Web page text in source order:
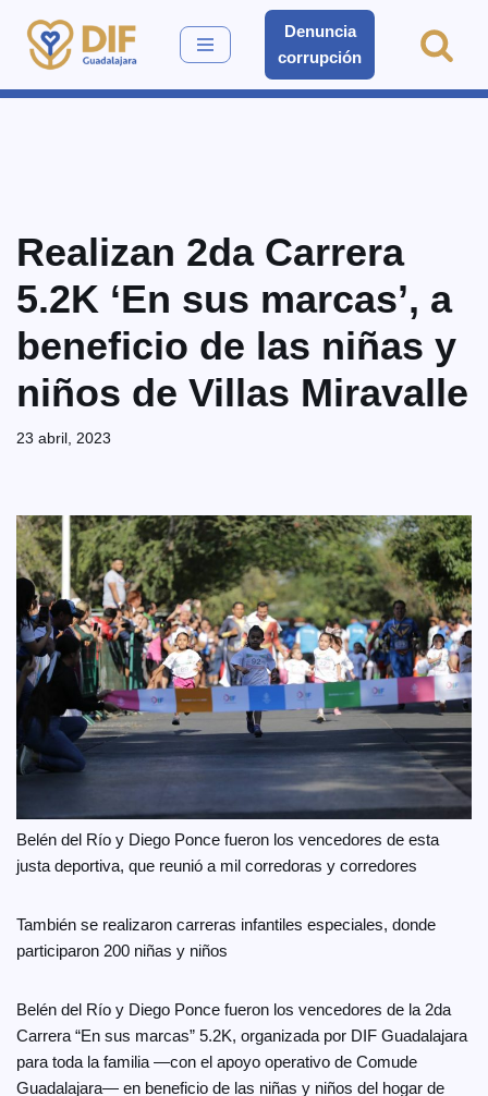
Saltar
Denuncia
corrupción
Realizan 2da Carrera
5.2K ‘En sus marcas’, a
beneficio de las niñas y
niños de Villas Miravalle
23 abril, 2023
Belén del Río y Diego Ponce fueron los vencedores de esta
justa deportiva, que reunió a mil corredoras y corredores
También se realizaron carreras infantiles especiales, donde
participaron 200 niñas y niños
Belén del Río y Diego Ponce fueron los vencedores de la 2da
Carrera “En sus marcas” 5.2K, organizada por DIF Guadalajara
para toda la familia —con el apoyo operativo de Comude
Guadalajara— en beneficio de las niñas y niños del hogar de